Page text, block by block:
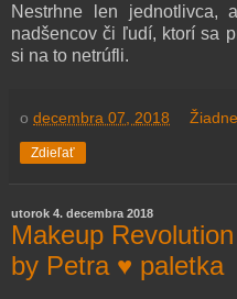
Nestrhne len jednotlivca,
nadšencov či ľudí, ktorí sa
si na to netrúfli.
o decembra 07, 2018
Zdieľať
utorok 4. decembra 2018
Makeup
by Petra ♥ paletka